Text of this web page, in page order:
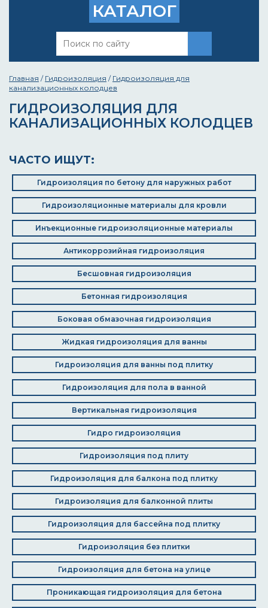
КАТАЛОГ
Главная / Гидроизоляция / Гидроизоляция для
канализационных колодцев
ГИДРОИЗОЛЯЦИЯ ДЛЯ
КАНАЛИЗАЦИОННЫХ КОЛОДЦЕВ
ЧАСТО ИЩУТ:
Гидроизоляция по бетону для наружных работ
Гидроизоляционные материалы для кровли
Инъекционные гидроизоляционные материалы
Антикоррозийная гидроизоляция
Бесшовная гидроизоляция
Бетонная гидроизоляция
Боковая обмазочная гидроизоляция
Жидкая гидроизоляция для ванны
Гидроизоляция для ванны под плитку
Гидроизоляция для пола в ванной
Вертикальная гидроизоляция
Гидро гидроизоляция
Гидроизоляция под плиту
Гидроизоляция для балкона под плитку
Гидроизоляция для балконной плиты
Гидроизоляция для бассейна под плитку
Гидроизоляция без плитки
Гидроизоляция для бетона на улице
Проникающая гидроизоляция для бетона